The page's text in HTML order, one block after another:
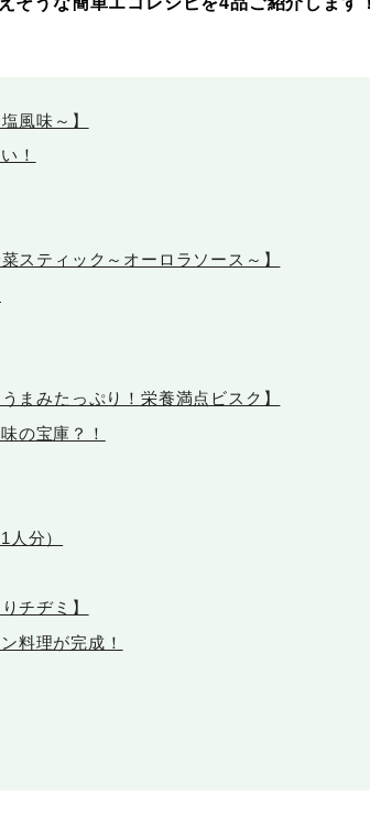
風味～】
！
スティック～オーロラソース～】
まみたっぷり！栄養満点ビスク】
の宝庫？！
人分）
チヂミ】
料理が完成！